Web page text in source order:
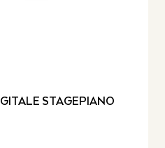
STAGEPIANO